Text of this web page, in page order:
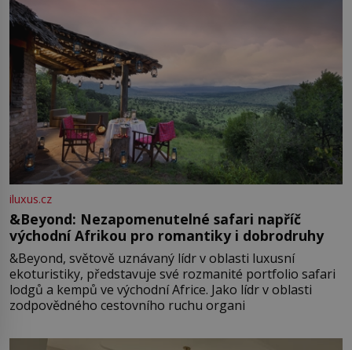
iluxus.cz
&Beyond: Nezapomenutelné safari napříč
východní Afrikou pro romantiky i dobrodruhy
&Beyond, světově uznávaný lídr v oblasti luxusní
ekoturistiky, představuje své rozmanité portfolio safari
lodgů a kempů ve východní Africe. Jako lídr v oblasti
zodpovědného cestovního ruchu organi